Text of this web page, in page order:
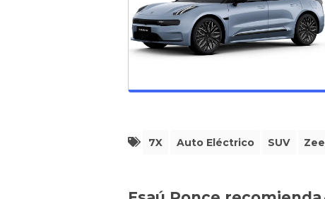
7X Auto Eléctrico SUV